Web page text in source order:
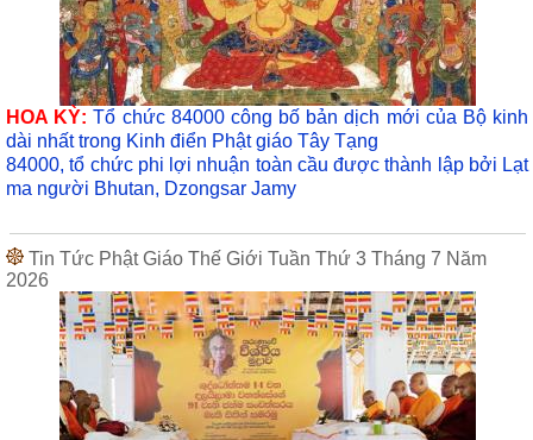
HOA KỲ: Tổ chức 84000 công bố bản dịch mới của Bộ kinh
dài nhất trong Kinh điển Phật giáo Tây Tạng
84000, tổ chức phi lợi nhuận toàn cầu được thành lập bởi Lạt
ma người Bhutan, Dzongsar Jamy
Tin Tức Phật Giáo Thế Giới Tuần Thứ 3 Tháng 7 Năm
2026